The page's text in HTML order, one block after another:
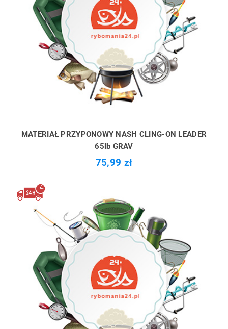
MATERIAŁ PRZYPONOWY NASH CLING-ON LEADER
65lb GRAV
75,99 zł